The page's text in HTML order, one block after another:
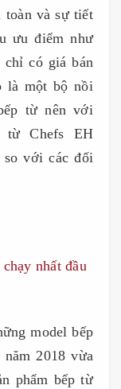
toàn và sự tiết
ưu điểm như
có giá bán
là một bộ nồi
từ nên với
từ Chefs EH
với các đối
model bếp
2018 vừa
phẩm bếp từ